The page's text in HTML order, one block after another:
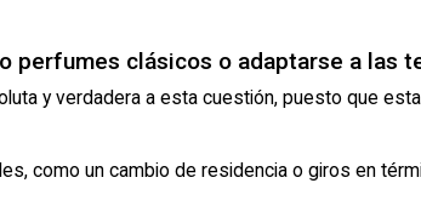
perfumes clásicos o adaptarse a las
y verdadera a esta cuestión, puesto que
como un cambio de residencia o giros en